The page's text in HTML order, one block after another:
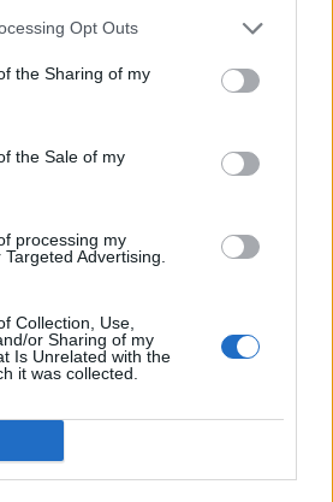
Opt Outs
the Sharing of my
the Sale of my
processing my
Advertising.
Collection, Use,
or Sharing of my
Is Unrelated with the
it was collected.
saluta Bocelli
la
reggae